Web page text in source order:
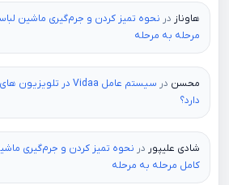
هاوناز در نحوه تمیز کردن و جرم‌گیری ماشین
مرحله به مرحله
محسن در
دارد؟
شادی علیپور در نحوه تمیز کردن و جرم‌گیری
کامل مرحله به مرحله